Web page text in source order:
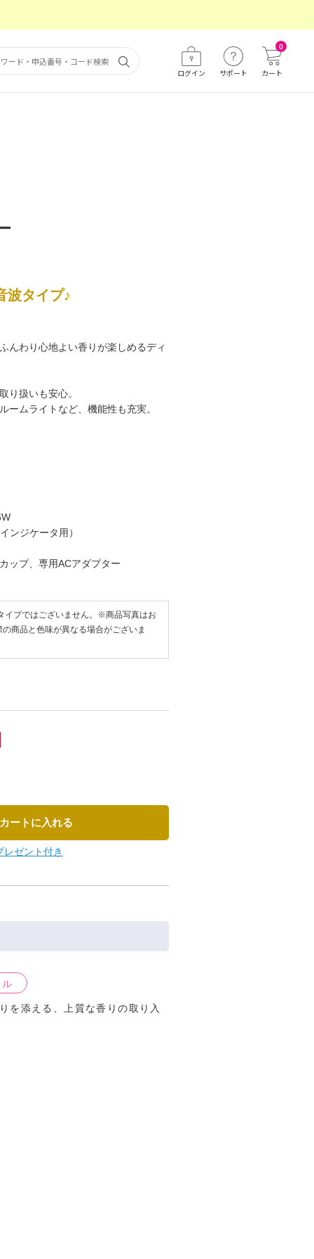
ログイン サポート カート
0
波タイプ♪
んわり心地よい香りが楽しめるディ
り扱いも安心。
ームライトなど、機能性も充実。
ンジケータ用）
ップ、専用ACアダプター
イプではございません。※商品写真はお
商品と色味が異なる場合がございま
カートに入れる
レゼント付き
を添える、上質な香りの取り入